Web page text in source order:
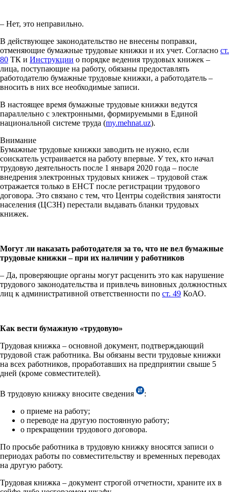
– Нет, это неправильно.
В действующее законодательство не внесены поправки,
отменяющие бумажные трудовые книжки и их учет. Согласно ст.
80 ТК и Инструкции о порядке ведения трудовых книжек –
лица, поступающие на работу, обязаны предоставлять
работодателю бумажные трудовые книжки, а работодатель –
вносить в них все необходимые записи.
В настоящее время бумажные трудовые книжки ведутся
параллельно с электронными, формируемыми в Единой
национальной системе труда (my.mehnat.uz).
Внимание
Бумажные трудовые книжки заводить не нужно, если
соискатель устраивается на работу впервые. У тех, кто начал
трудовую деятельность после 1 января 2020 года – после
внедрения электронных трудовых книжек – трудовой стаж
отражается только в ЕНСТ после регистрации трудового
договора. Это связано с тем, что Центры содействия занятости
населения (ЦСЗН) перестали выдавать бланки трудовых
книжек.
Могут ли наказать работодателя за то, что не вел бумажные
трудовые книжки – при их наличии у работников
– Да, проверяющие органы могут расценить это как нарушение
трудового законодательства и привлечь виновных должностных
лиц к административной ответственности по ст. 49 КоАО.
Как вести бумажную «трудовую»
Трудовая книжка – основной документ, подтверждающий
трудовой стаж работника. Вы обязаны вести трудовые книжки
на всех работников, проработавших на предприятии свыше 5
дней (кроме совместителей).
В трудовую книжку вносите сведения
:
о приеме на работу;
о переводе на другую постоянную работу;
о прекращении трудового договора.
По просьбе работника в трудовую книжку вносятся записи о
периодах работы по совместительству и временных переводах
на другую работу.
Трудовая книжка – документ строгой отчетности, храните их в